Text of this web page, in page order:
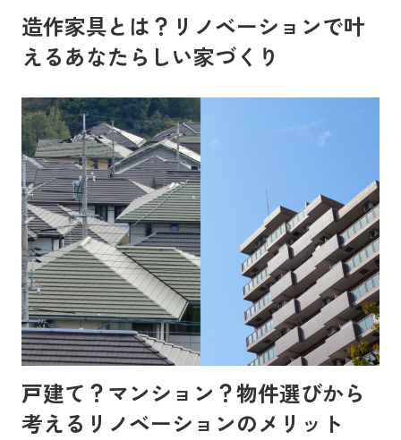
造作家具とは？リノベーションで叶
えるあなたらしい家づくり
戸建て？マンション？物件選びから
考えるリノベーションのメリット